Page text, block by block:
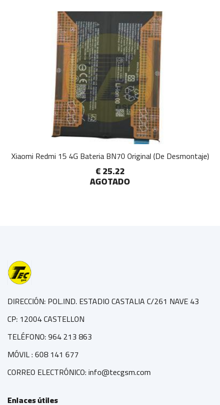
Xiaomi Redmi 15 4G Bateria BN70 Original (De Desmontaje)
€ 25.22
AGOTADO
DIRECCIÓN: POL.IND. ESTADIO CASTALIA C/261 NAVE 43
CP: 12004 CASTELLON
TELÉFONO: 964 213 863
MÓVIL : 608 141 677
CORREO ELECTRÓNICO: info@tecgsm.com
Enlaces útiles